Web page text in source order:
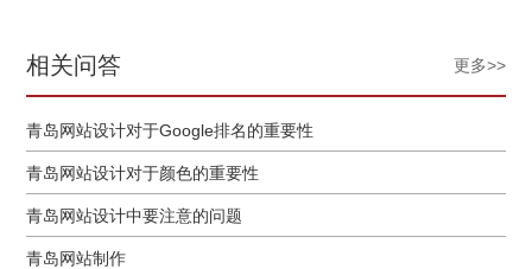
相关问答 更多>>
青岛网站设计对于Google排名的重要性
青岛网站设计对于颜色的重要性
青岛网站设计中要注意的问题
青岛网站制作